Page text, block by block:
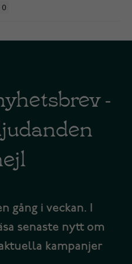
-
gång i veckan. I
senaste nytt om
kampanjer